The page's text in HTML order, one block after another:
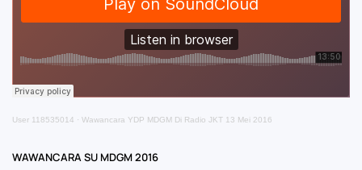
User 118535014 · Wawancara YDP MDGM Di Radio JKT 13 Mei 2016
WAWANCARA SU MDGM 2016